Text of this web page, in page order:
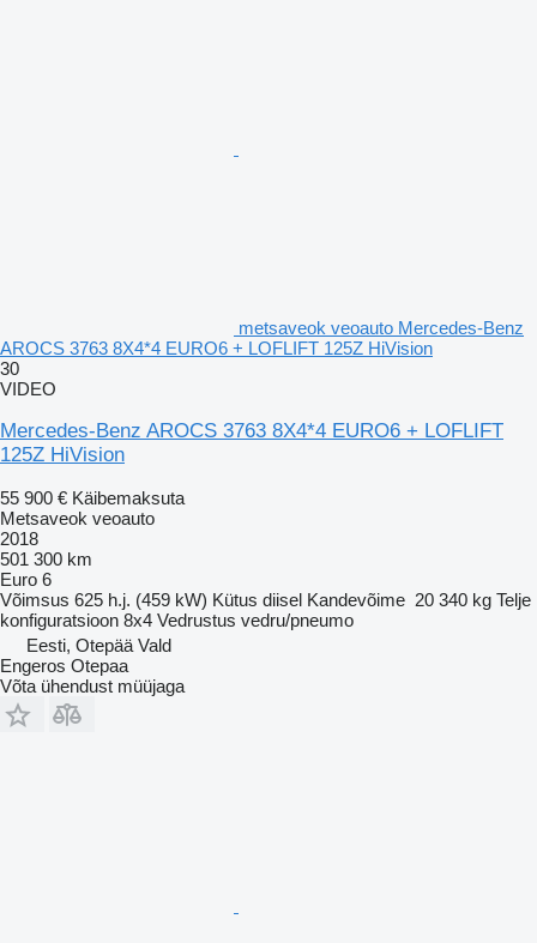
metsaveok veoauto Mercedes-Benz
AROCS 3763 8X4*4 EURO6 + LOFLIFT 125Z HiVision
30
VIDEO
Mercedes-Benz AROCS 3763 8X4*4 EURO6 + LOFLIFT
125Z HiVision
55 900 € Käibemaksuta
Metsaveok veoauto
2018
501 300 km
Euro 6
Võimsus 625 h.j. (459 kW) Kütus diisel Kandevõime 20 340 kg Telje
konfiguratsioon 8x4 Vedrustus vedru/pneumo
Eesti, Otepää Vald
Engeros Otepaa
Võta ühendust müüjaga